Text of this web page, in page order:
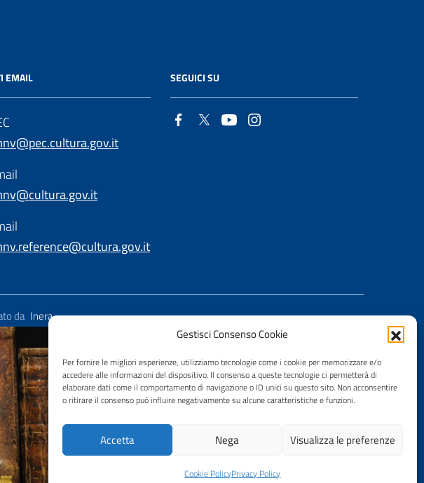
Gestisci Consenso Cookie
Per fornire le migliori esperienze, utilizziamo tecnologie come i cookie per memorizzare e/o
accedere alle informazioni del dispositivo. Il consenso a queste tecnologie ci permetterà di
elaborare dati come il comportamento di navigazione o ID unici su questo sito. Non acconsentire
o ritirare il consenso può influire negativamente su alcune caratteristiche e funzioni.
Accetta Nega Visualizza le preferenze
Cookie PolicyPrivacy Policy
EMAIL SEGUICI SU
da Inera